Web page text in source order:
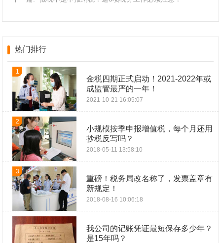
热门排行
1
金税四期正式启动！2021-2022年或
成监管最严的一年！
2021-10-21 16:05:07
2
小规模按季申报增值税，每个月还用
抄税反写吗？
2018-05-11 13:58:10
3
重磅！税务局改名称了，发票盖章有
新规定！
2018-08-16 10:06:18
我公司的记账凭证最短保存多少年？
是15年吗？